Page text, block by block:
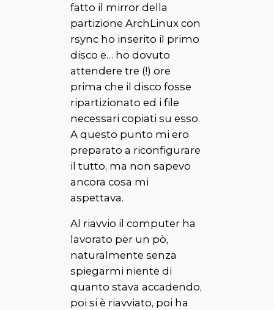
fatto il mirror della
partizione ArchLinux con
rsync ho inserito il primo
disco e… ho dovuto
attendere tre (!) ore
prima che il disco fosse
ripartizionato ed i file
necessari copiati su esso.
A questo punto mi ero
preparato a riconfigurare
il tutto, ma non sapevo
ancora cosa mi
aspettava.
Al riavvio il computer ha
lavorato per un pò,
naturalmente senza
spiegarmi niente di
quanto stava accadendo,
poi si è riavviato, poi ha